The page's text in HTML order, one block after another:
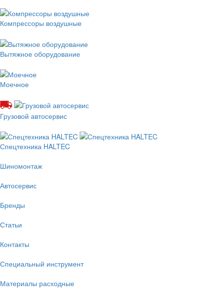
Компрессоры воздушные
Вытяжное оборудование
Моечное
Грузовой автосервис
Спецтехника HALTEC
Шиномонтаж
Автосервис
Бренды
Статьи
Контакты
Специальный инструмент
Материалы расходные